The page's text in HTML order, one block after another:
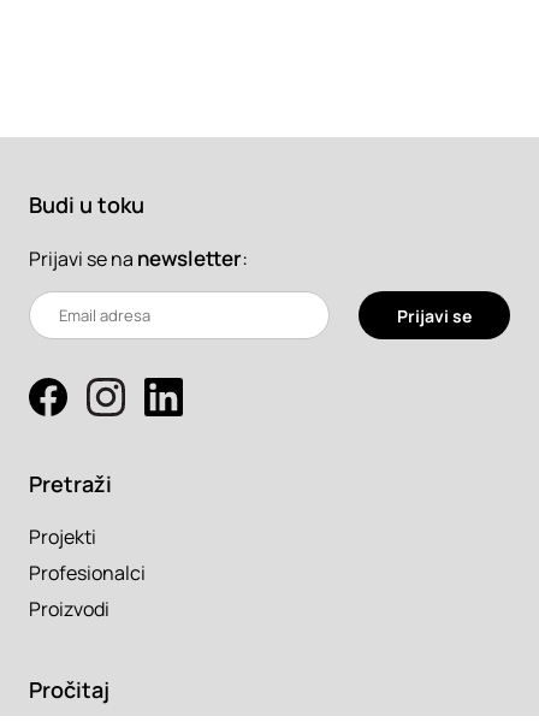
Budi u toku
Prijavi se na newsletter:
Prijavi se
Pretraži
Projekti
Profesionalci
Proizvodi
Pročitaj